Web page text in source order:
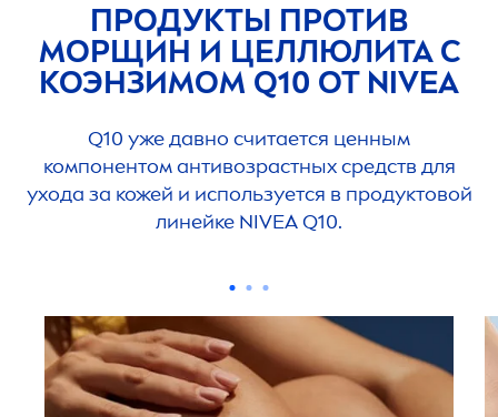
ПРОДУКТЫ ПРОТИВ
МОРЩИН И ЦЕЛЛЮЛИТА С
КОЭНЗИМОМ Q10 ОТ NIVEA
Q10 уже давно считается ценным
компонентом антивозрастных средств для
ухода за кожей и используется в продуктовой
линейке NIVEAQ10.